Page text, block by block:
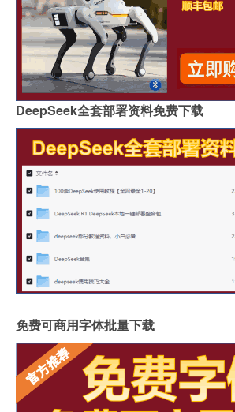
DeepSeek全套部署资料免费下载
免费可商用字体批量下载